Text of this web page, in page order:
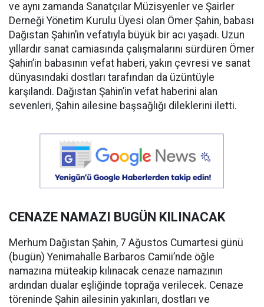
ve aynı zamanda Sanatçılar Müzisyenler ve Şairler
Derneği Yönetim Kurulu Üyesi olan Ömer Şahin, babası
Dağıstan Şahin’in vefatıyla büyük bir acı yaşadı. Uzun
yıllardır sanat camiasında çalışmalarını sürdüren Ömer
Şahin’in babasının vefat haberi, yakın çevresi ve sanat
dünyasındaki dostları tarafından da üzüntüyle
karşılandı. Dağıstan Şahin’in vefat haberini alan
sevenleri, Şahin ailesine başsağlığı dileklerini iletti.
CENAZE NAMAZI BUGÜN KILINACAK
Merhum Dağıstan Şahin, 7 Ağustos Cumartesi günü
(bugün) Yenimahalle Barbaros Camii’nde öğle
namazına müteakip kılınacak cenaze namazının
ardından dualar eşliğinde toprağa verilecek. Cenaze
töreninde Şahin ailesinin yakınları, dostları ve